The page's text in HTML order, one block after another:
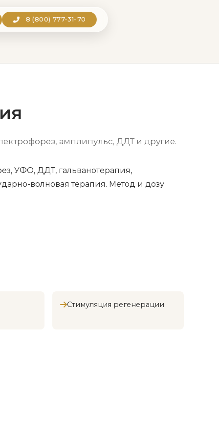
8 (800) 777-31-70
амплипульс, ДДТ и другие.
УФО, ДДТ, гальванотерапия,
волновая терапия. Метод и дозу
Стимуляция регенерации